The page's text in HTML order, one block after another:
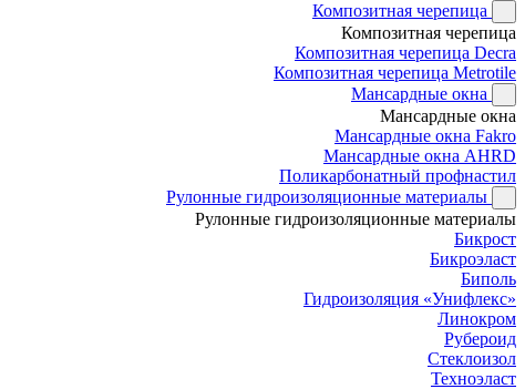
Композитная черепица
Композитная черепица
Композитная черепица Decra
Композитная черепица Metrotile
Мансардные окна
Мансардные окна
Мансардные окна Fakro
Мансардные окна AHRD
Поликарбонатный профнастил
Рулонные гидроизоляционные материалы
Рулонные гидроизоляционные материалы
Бикрост
Бикроэласт
Биполь
Гидроизоляция «Унифлекс»
Линокром
Рубероид
Стеклоизол
Техноэласт